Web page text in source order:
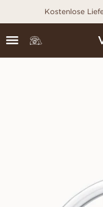
Kostenlose